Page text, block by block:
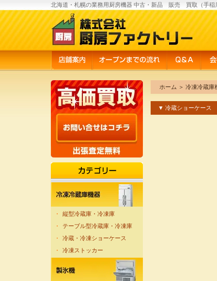
北海道・札幌の業務用厨房機器 中古・新品 販売 買取（手稲
・
縦型冷蔵庫・冷凍庫
・
テーブル型冷蔵庫・冷凍庫
・
冷蔵・冷凍ショーケース
・
冷凍ストッカー
ホーム ＞ 冷凍冷蔵庫
▼ 冷蔵ショーケース